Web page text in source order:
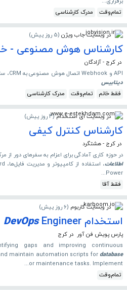
تمام‌وقت
مدرک کارشناسی
در وبسایت جاب ویژن (5 روز پیش )
کارشناس هوش مصنوعی -
در کرج - آزادگان
API و Webhook اتصال هوش مصنوعی به CRM، سایت پیام‌رسان و نرم‌افزارهای سازمان کار با
دیتابیس
فقط خانم
تمام‌وقت مدرک کارشناسی
در وبسایت ای استخدام(4 روز پیش )
کارشناس کنترل کیفی
در کرج - هشتگرد
در حوزه کاری آمادگی برای اعزام به سفرهای دور از
اطلاعات
Power...
فقط آقا
در وبسایت کاربوم (6 روز پیش )
استخدام DevOpsEngineer
پارس پویش فن آور
در کرج
gaps and improving continuous
maintain automation scripts for database
or maintenance tasks. Implement...
تمام‌وقت